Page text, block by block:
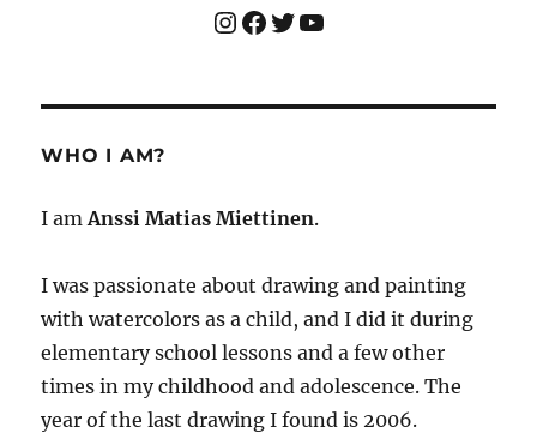
Instagram
Facebook
Twitter
YouTube
WHO I AM?
I amAnssi Matias Miettinen.
I was passionate about drawing and painting
with watercolors as a child, and I did it during
elementary school lessons and a few other
times in my childhood and adolescence. The
year of the last drawing I found is 2006.